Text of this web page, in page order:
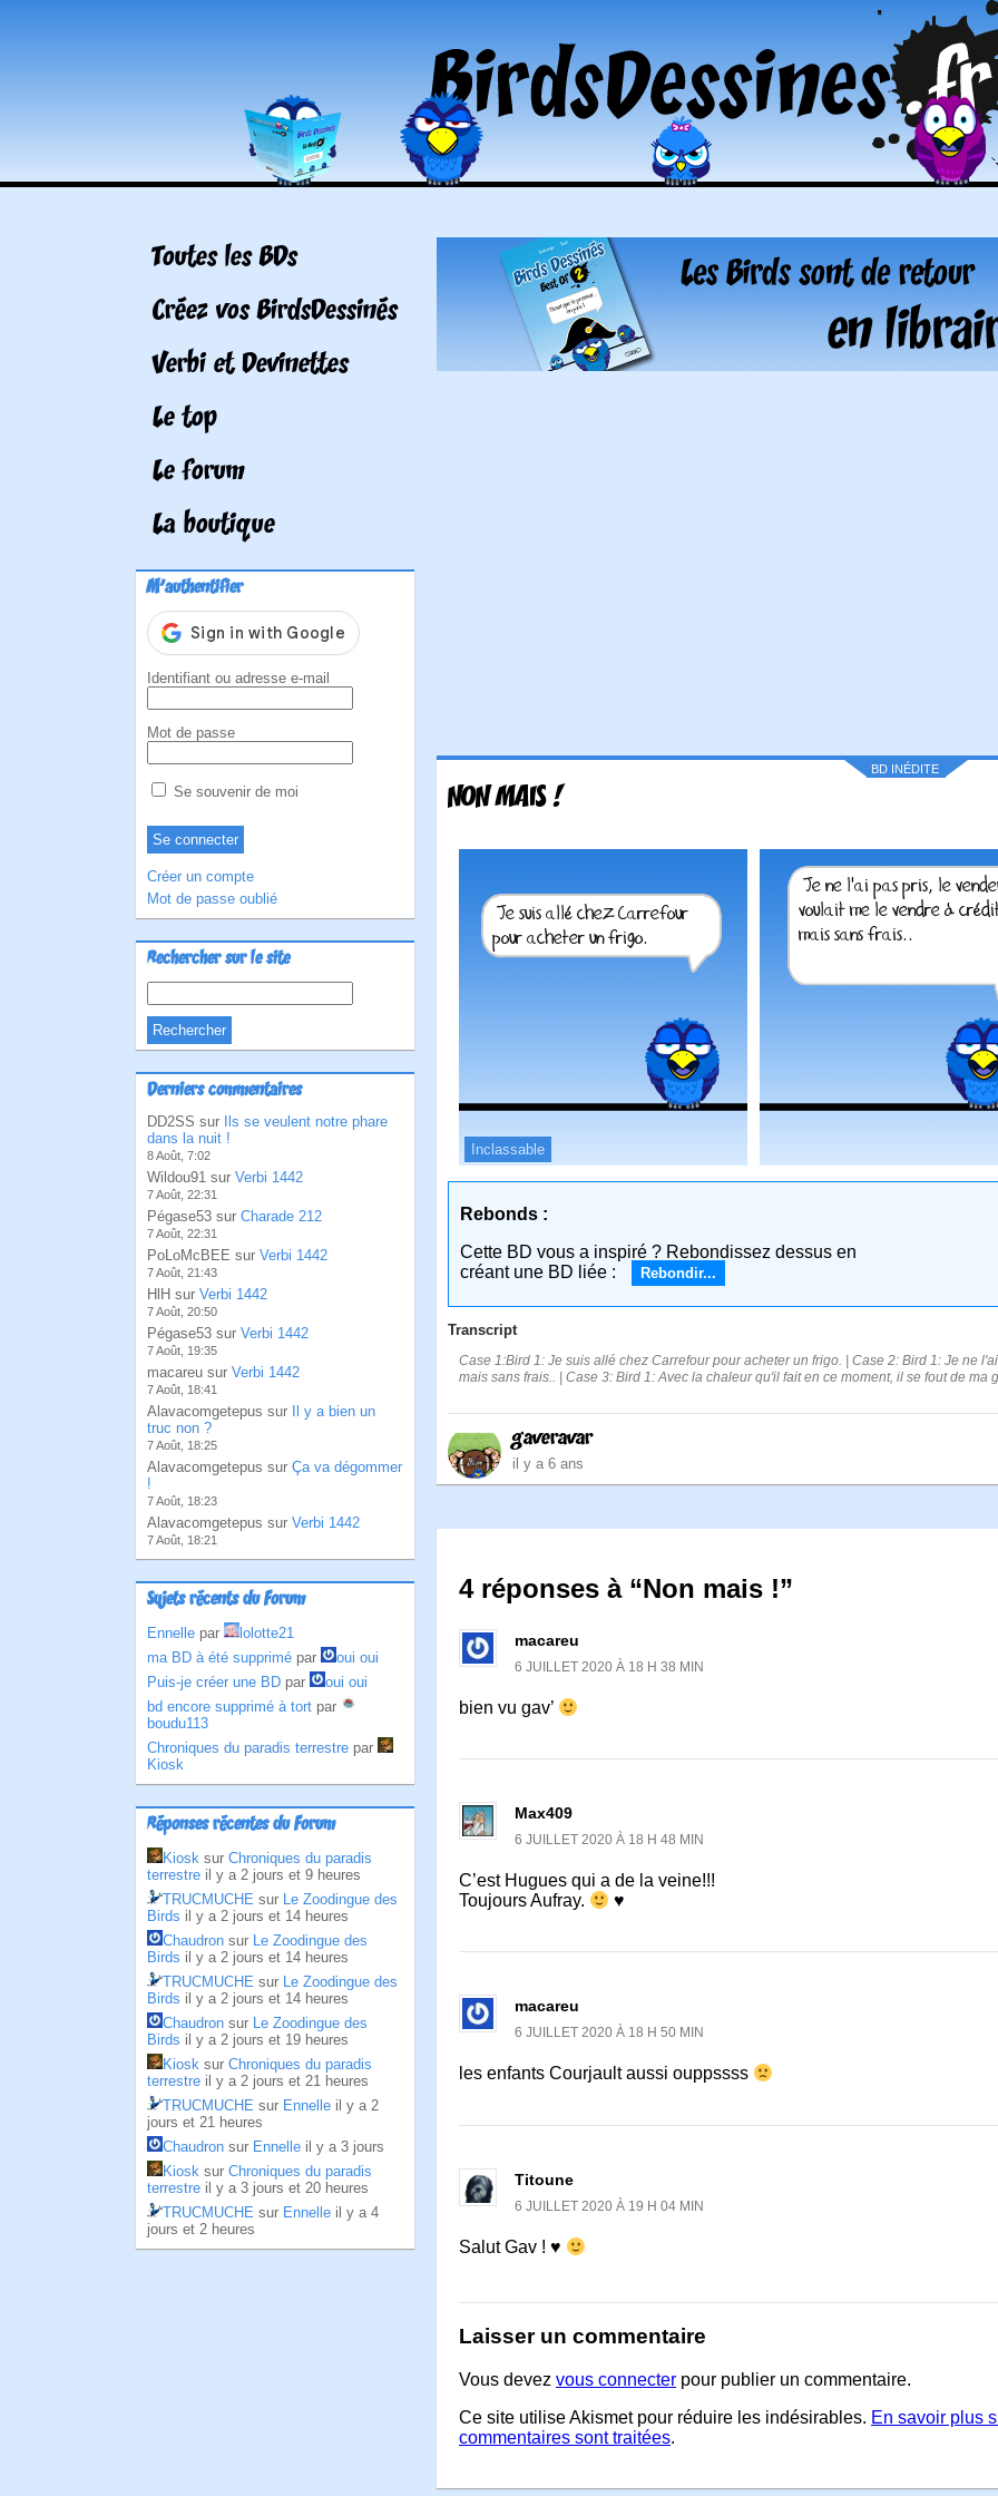
Toutes les BDs
Créez vos BirdsDessinés
Verbi et Devinettes
Le top
Le forum
La boutique
M'authentifier
Identifiant ou adresse e-mail
Mot de passe
Se souvenir de moi
Créer un compte
Mot de passe oublié
Rechercher sur le site
Derniers commentaires
DD2SS sur
Ils se veulent notre phare
dans la nuit !
8 Août, 7:02
Wildou91 sur Verbi 1442
7 Août, 22:31
Pégase53 sur Charade 212
7 Août, 22:31
PoLoMcBEE sur Verbi 1442
7 Août, 21:43
HlH sur Verbi 1442
7 Août, 20:50
Pégase53 sur Verbi 1442
7 Août, 19:35
macareu sur Verbi 1442
7 Août, 18:41
Alavacomgetepus sur
Il y a bien un
truc non ?
7 Août, 18:25
Alavacomgetepus sur Ça va dégommer
!
7 Août, 18:23
Alavacomgetepus sur Verbi 1442
7 Août, 18:21
Sujets récents du Forum
Ennelle par
lolotte21
ma BD à été supprimé par
oui oui
Puis-je créer une BD par
oui oui
bd encore supprimé à tort par
boudu113
Chroniques du paradis terrestre par
Kiosk
Réponses récentes du Forum
Kiosk sur Chroniques du paradis
terrestre il y a 2 jours et 9 heures
TRUCMUCHE sur Le Zoodingue des
Birds il y a 2 jours et 14 heures
Chaudron sur Le Zoodingue des
Birds il y a 2 jours et 14 heures
TRUCMUCHE sur Le Zoodingue des
Birds il y a 2 jours et 14 heures
Chaudron sur Le Zoodingue des
Birds il y a 2 jours et 19 heures
Kiosk sur Chroniques du paradis
terrestre il y a 2 jours et 21 heures
TRUCMUCHE sur Ennelle il y a 2
jours et 21 heures
Chaudron sur Ennelle il y a 3 jours
Kiosk sur Chroniques du paradis
terrestre il y a 3 jours et 20 heures
TRUCMUCHE sur Ennelle il y a 4
jours et 2 heures
BD INÉDITE
NON MAIS !
Inclassable
Rebonds :
Cette BD vous a inspiré ? Rebondissez dessus en
créant une BD liée :
Rebondir...
Transcript
Case 1:Bird 1: Je suis allé chez Carrefour pour acheter un frigo. | Case 2: Bird 1: Je ne
mais sans frais.. | Case 3: Bird 1: Avec la chaleur qu'il fait en ce moment, il se fout de ma
gaveravar
il y a 6 ans
4 réponses à “Non mais !”
macareu
6 JUILLET 2020 À 18 H 38 MIN
bien vu gav’
Max409
6 JUILLET 2020 À 18 H 48 MIN
C’est Hugues qui a de la veine!!!
Toujours Aufray.
♥
macareu
6 JUILLET 2020 À 18 H 50 MIN
les enfants Courjault aussi ouppssss
Titoune
6 JUILLET 2020 À 19 H 04 MIN
Salut Gav ! ♥
Laisser un commentaire
Vous devez vous connecter pour publier un commentaire.
Ce site utilise Akismet pour réduire les indésirables. En savoir plus
commentaires sont traitées.